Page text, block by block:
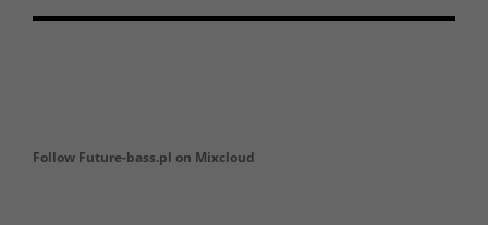
Follow Future-bass.pl on Mixcloud